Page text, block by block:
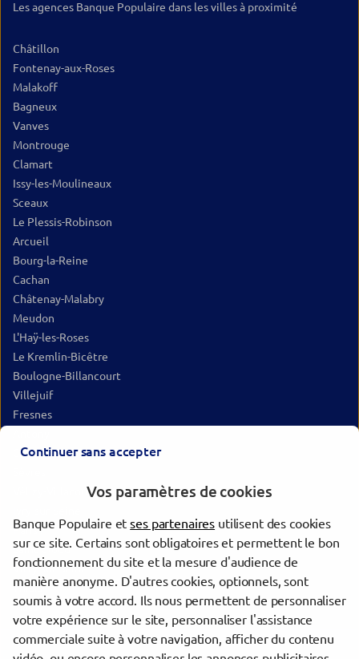
Les agences Banque Populaire dans les villes à proximité
Châtillon
Fontenay-aux-Roses
Malakoff
Bagneux
Vanves
Montrouge
Clamart
Issy-les-Moulineaux
Sceaux
Le Plessis-Robinson
Arcueil
Bourg-la-Reine
Cachan
Châtenay-Malabry
Meudon
L'Haÿ-les-Roses
Le Kremlin-Bicêtre
Boulogne-Billancourt
Villejuif
Fresnes
Chevilly-Larue
Vélizy-Villacoublay
Paris
Saint-Cloud
Vitry-sur-Seine
Thiais
Massy
Continuer sans accepter
Vos paramètres de cookies
Banque Populaire etses partenaires utilisent des cookies
sur ce site. Certains sont obligatoires et permettent le bon
fonctionnement du site et la mesure d'audience de
manière anonyme. D'autres cookies, optionnels, sont
soumis à votre accord. Ils nous permettent de personnaliser
votre expérience sur le site, personnaliser l'assistance
commerciale suite à votre navigation, afficher du contenu